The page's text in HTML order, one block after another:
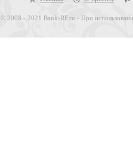
© 2008 - 2021 Bank-RF.ru - При